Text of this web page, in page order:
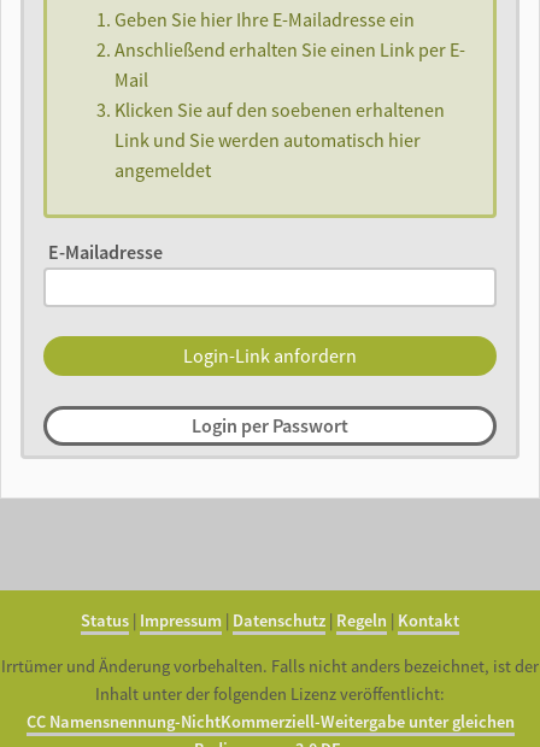
Geben Sie hier Ihre E-Mailadresse ein
Anschließend erhalten Sie einen Link per E-
Mail
Klicken Sie auf den soebenen erhaltenen
Link und Sie werden automatisch hier
angemeldet
E-Mailadresse
Login per Passwort
Status Impressum Datenschutz Regeln Kontakt
Irrtümer und Änderung vorbehalten. Falls nicht anders bezeichnet, ist der
Inhalt unter der folgenden Lizenz veröffentlicht:
CC Namensnennung-NichtKommerziell-Weitergabe unter gleichen